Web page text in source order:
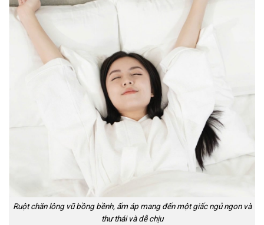
Ruột chăn lông vũ bồng bềnh, ấm áp mang đến một giấc ngủ ngon và
thư thái và dễ chịu